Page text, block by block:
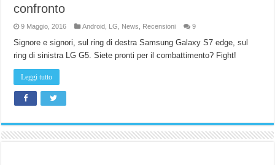
confronto
9 Maggio, 2016 Android LG News Recensioni 9
Signore e signori, sul ring di destra Samsung Galaxy S7 edge, sul
ring di sinistra LG G5. Siete pronti per il combattimento? Fight!
Leggi tutto